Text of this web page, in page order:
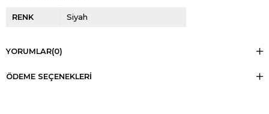
RENK Siyah
YORUMLAR(0)
ÖDEME SEÇENEKLERI